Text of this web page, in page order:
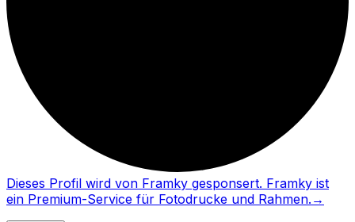
Dieses Profil wird von Framky gesponsert. Framky ist
ein Premium-Service für Fotodrucke und Rahmen. →